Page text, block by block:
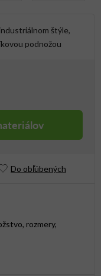
štýle,
podnožou
Do obľúbených
rozmery,